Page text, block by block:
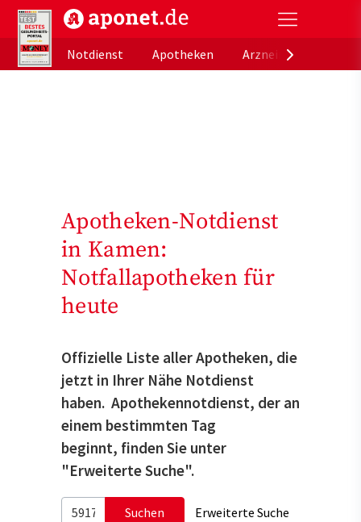
aponet.de - Das offizielle Gesundheitsportal der
Notdienst
Apotheken
Apotheken-Notdienst
in Kamen:
Notfallapotheken für
heute
Offizielle Liste aller Apotheken, die
jetzt in Ihrer Nähe Notdienst
haben. Apothekennotdienst, der an
einem bestimmten Tag
beginnt, finden Sie unter
"Erweiterte Suche".
Suchen Erweiterte Suche